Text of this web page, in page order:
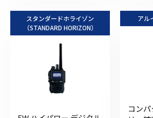
スタンダードホライゾン
（STANDARD HORIZON）
アル
コン